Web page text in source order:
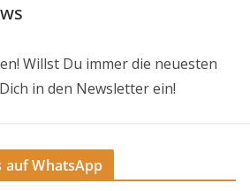
Willst Du immer die neuesten
in den Newsletter ein!
auf WhatsApp